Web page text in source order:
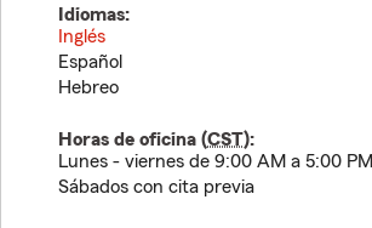
Idiomas:
Inglés
Español
Hebreo
Horas de oficina (CST):
Lunes - viernes de 9:00 AM a 5:00 PM
Sábados con cita previa